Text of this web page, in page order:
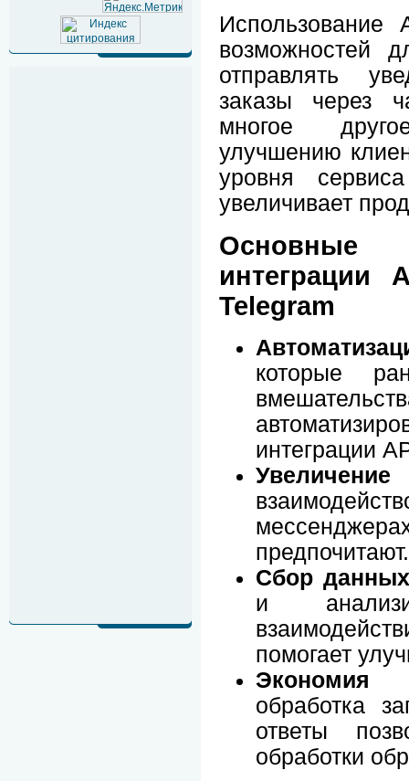
Использование
возможностей
отправлять
заказы через
многое
улучшению
уровня
увеличивает
интеграции
Telegram
которые
интеграции
предпочитают.
Сбор
и
помогает
Экономия
обработка
ответы
обработки